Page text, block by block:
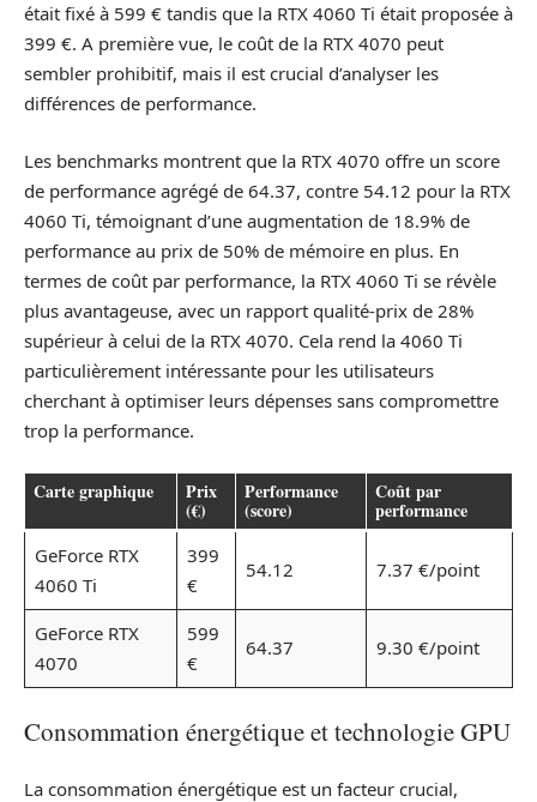
était fixé à 599 € tandis que la RTX 4060 Ti était proposée à
399 €. A première vue, le coût de la RTX 4070 peut
sembler prohibitif, mais il est crucial d’analyser les
différences de performance.
Les benchmarks montrent que la RTX 4070 offre un score
de performance agrégé de 64.37, contre 54.12 pour la RTX
4060 Ti, témoignant d’une augmentation de 18.9% de
performance au prix de 50% de mémoire en plus. En
termes de coût par performance, la RTX 4060 Ti se révèle
plus avantageuse, avec un rapport qualité-prix de 28%
supérieur à celui de la RTX 4070. Cela rend la 4060 Ti
particulièrement intéressante pour les utilisateurs
cherchant à optimiser leurs dépenses sans compromettre
trop la performance.
Carte graphique Prix
(€)
Performance
(score)
Coût par
performance
GeForce RTX
4060 Ti
399
€
54.12 7.37 €/point
GeForce RTX
4070
599
€
64.37 9.30 €/point
Consommation énergétique et technologie GPU
La consommation énergétique est un facteur crucial,